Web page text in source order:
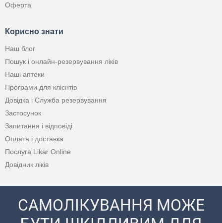
Оферта
Корисно знати
Наш блог
Пошук і онлайн-резервування ліків
Наші аптеки
Програми для клієнтів
Довідка і Служба резервування
Застосунок
Запитання і відповіді
Оплата і доставка
Послуга Likar Online
Довідник ліків
САМОЛІКУВАННЯ МОЖЕ